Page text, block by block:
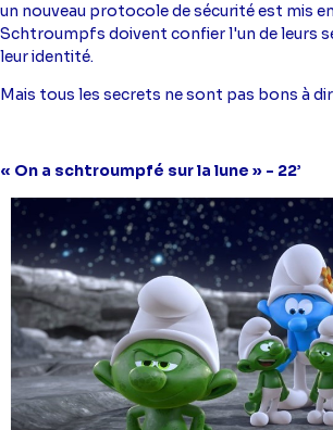
un nouveau protocole de sécurité est mis
Schtroumpfs doivent confier l'un de leurs
leur identité.
Mais tous les secrets ne sont pas bons à
« On a schtroumpfé sur la lune » - 22’
Image